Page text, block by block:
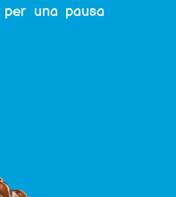
una pausa